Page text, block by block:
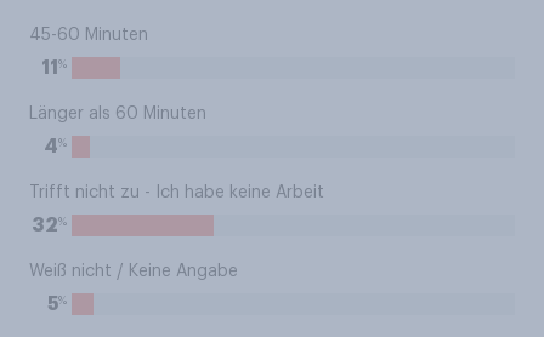
45-60 Minuten
11 %
Länger als 60 Minuten
4%
Trifft nicht zu - Ich habe keine Arbeit
32%
Weiß nicht / Keine Angabe
5%